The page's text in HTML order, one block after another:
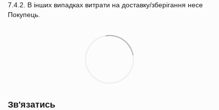
7.4.2. В інших випадках витрати на доставку/зберігання несе
Покупець.
Зв'язатись